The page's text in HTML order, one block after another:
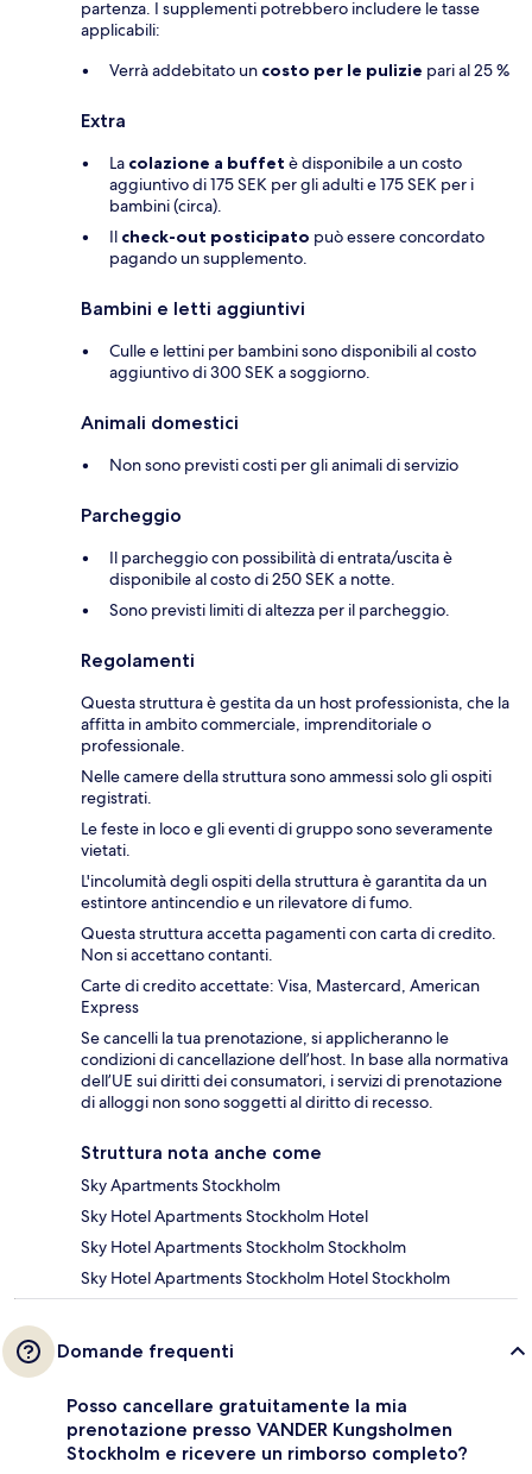
partenza. I supplementi potrebbero includere le tasse
applicabili:
Verrà addebitato un costo per le pulizie pari al 25 %
Extra
La colazione a buffet è disponibile a un costo
aggiuntivo di 175 SEK per gli adulti e 175 SEK per i
bambini (circa).
Il check-out posticipato può essere concordato
pagando un supplemento.
Bambini e letti aggiuntivi
Culle e lettini per bambini sono disponibili al costo
aggiuntivo di 300 SEK a soggiorno.
Animali domestici
Non sono previsti costi per gli animali di servizio
Parcheggio
Il parcheggio con possibilità di entrata/uscita è
disponibile al costo di 250 SEK a notte.
Sono previsti limiti di altezza per il parcheggio.
Regolamenti
Questa struttura è gestita da un host professionista, che la
affitta in ambito commerciale, imprenditoriale o
professionale.
Nelle camere della struttura sono ammessi solo gli ospiti
registrati.
Le feste in loco e gli eventi di gruppo sono severamente
vietati.
L'incolumità degli ospiti della struttura è garantita da un
estintore antincendio e un rilevatore di fumo.
Questa struttura accetta pagamenti con carta di credito.
Non si accettano contanti.
Carte di credito accettate: Visa, Mastercard, American
Express
Se cancelli la tua prenotazione, si applicheranno le
condizioni di cancellazione dell’host. In base alla normativa
dell’UE sui diritti dei consumatori, i servizi di prenotazione
di alloggi non sono soggetti al diritto di recesso.
Struttura nota anche come
Sky Apartments Stockholm
Sky Hotel Apartments Stockholm Hotel
Sky Hotel Apartments Stockholm Stockholm
Sky Hotel Apartments Stockholm Hotel Stockholm
Domande frequenti
Posso cancellare gratuitamente la mia
prenotazione presso VANDER Kungsholmen
Stockholm e ricevere un rimborso completo?